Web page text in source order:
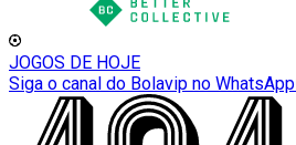
JOGOS DE HOJE
Siga o canal do Bolavip no WhatsApp